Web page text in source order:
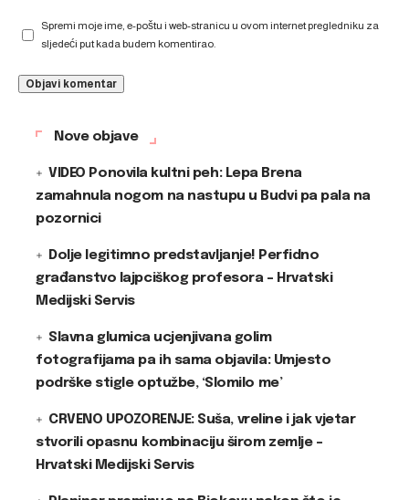
Spremi moje ime, e-poštu i web-stranicu u ovom internet pregledniku za
sljedeći put kada budem komentirao.
Nove objave
VIDEO Ponovila kultni peh: Lepa Brena
zamahnula nogom na nastupu u Budvi pa pala na
pozornici
Dolje legitimno predstavljanje! Perfidno
građanstvo lajpciškog profesora – Hrvatski
Medijski Servis
Slavna glumica ucjenjivana golim
fotografijama pa ih sama objavila: Umjesto
podrške stigle optužbe, ‘Slomilo me’
CRVENO UPOZORENJE: Suša, vreline i jak vjetar
stvorili opasnu kombinaciju širom zemlje –
Hrvatski Medijski Servis